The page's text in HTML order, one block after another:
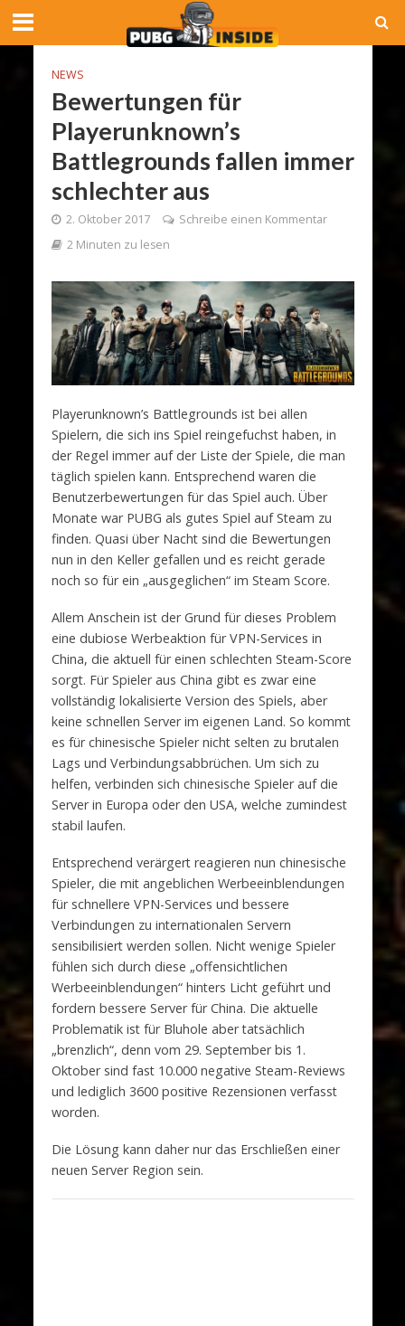
NEWS
Bewertungen für
Playerunknown’s
Battlegrounds fallen immer
schlechter aus
2. Oktober 2017
Schreibe einen Kommentar
2 Minuten zu lesen
Playerunknown’s Battlegrounds ist bei allen
Spielern, die sich ins Spiel reingefuchst haben, in
der Regel immer auf der Liste der Spiele, die man
täglich spielen kann. Entsprechend waren die
Benutzerbewertungen für das Spiel auch. Über
Monate war PUBG als gutes Spiel auf Steam zu
finden. Quasi über Nacht sind die Bewertungen
nun in den Keller gefallen und es reicht gerade
noch so für ein „ausgeglichen“ im Steam Score.
Allem Anschein ist der Grund für dieses Problem
eine dubiose Werbeaktion für VPN-Services in
China, die aktuell für einen schlechten Steam-Score
sorgt. Für Spieler aus China gibt es zwar eine
vollständig lokalisierte Version des Spiels, aber
keine schnellen Server im eigenen Land. So kommt
es für chinesische Spieler nicht selten zu brutalen
Lags und Verbindungsabbrüchen. Um sich zu
helfen, verbinden sich chinesische Spieler auf die
Server in Europa oder den USA, welche zumindest
stabil laufen.
Entsprechend verärgert reagieren nun chinesische
Spieler, die mit angeblichen Werbeeinblendungen
für schnellere VPN-Services und bessere
Verbindungen zu internationalen Servern
sensibilisiert werden sollen. Nicht wenige Spieler
fühlen sich durch diese „offensichtlichen
Werbeeinblendungen“ hinters Licht geführt und
fordern bessere Server für China. Die aktuelle
Problematik ist für Bluhole aber tatsächlich
„brenzlich“, denn vom 29. September bis 1.
Oktober sind fast 10.000 negative Steam-Reviews
und lediglich 3600 positive Rezensionen verfasst
worden.
Die Lösung kann daher nur das Erschließen einer
neuen Server Region sein.